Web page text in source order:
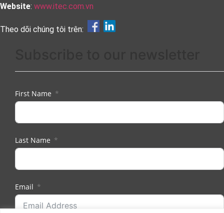
Website: www.itec.com.vn
Theo dõi chúng tôi trên:
First Name
Last Name
Email